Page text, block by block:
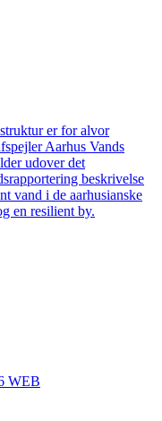
er for alvor
Aarhus Vands
udover det
beskrivelse
vand i de aarhusianske
en resilient by.